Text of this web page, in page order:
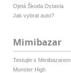
Ojetá Škoda Octavia
Jak vybrat auto?
Mimibazar
Testujte s Mimibazarem
Monster High